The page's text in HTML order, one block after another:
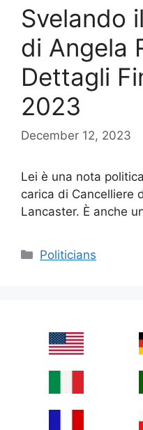
Svelando
di Angela
Dettagli
2023
December 12, 2023
Lei è una nota
carica di Cancelliere
Lancaster. È anche
Categories
Politicians